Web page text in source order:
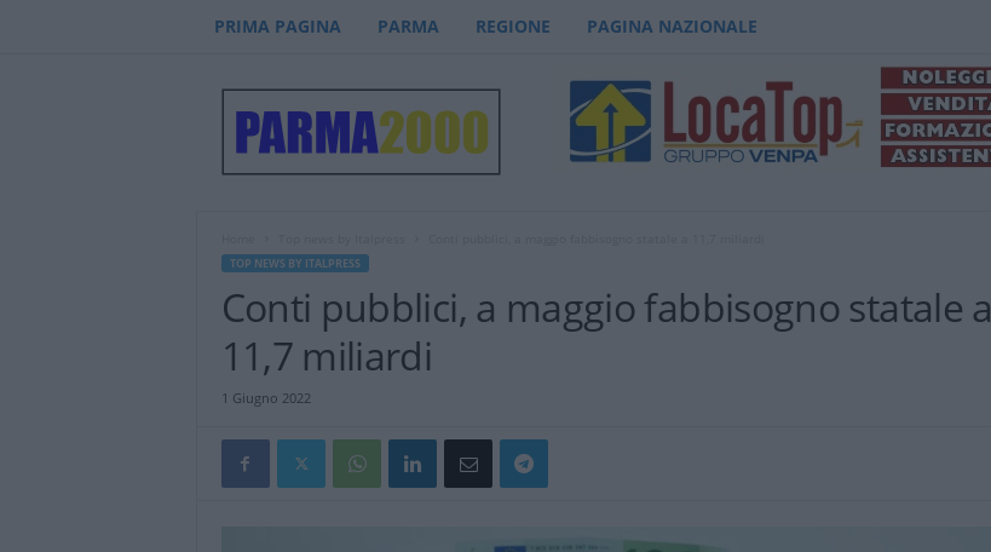
PRIMA PAGINA PARMA REGIONE PAGINA NAZIONALE
TOP NEWS BY ITALPRESS
Conti pubblici, a maggio fabbisogno statale a
11,7 miliardi
1 Giugno 2022